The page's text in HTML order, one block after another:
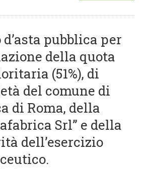
d’asta pubblica per
della quota
(51%), di
del comune di
di Roma, della
Srl” e della
dell’esercizio